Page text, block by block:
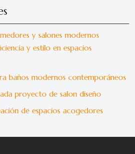
y salones modernos
y estilo en espacios
baños modernos contemporáneos
proyecto de salon diseño
de espacios acogedores